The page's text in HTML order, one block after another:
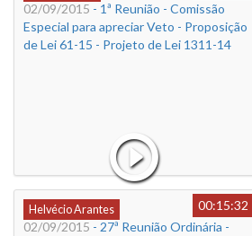
02/09/2015 - 1ª Reunião - Comissão
Especial para apreciar Veto - Proposição
de Lei 61-15 - Projeto de Lei 1311-14
Helvécio Arantes
00:15:32
02/09/2015 - 27ª Reunião Ordinária -